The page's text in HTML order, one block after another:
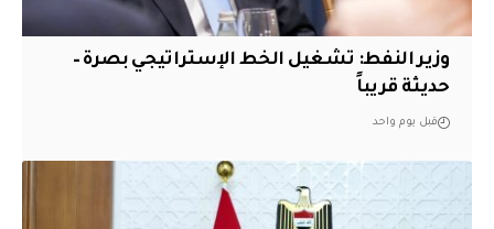
وزير النفط: تشغيل الخط الإستراتيجي بصرة –
حديثة قريباً
قبل يوم واحد